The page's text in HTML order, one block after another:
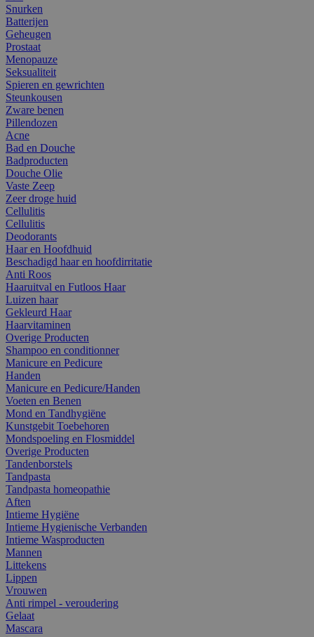
Snurken
Batterijen
Geheugen
Prostaat
Menopauze
Seksualiteit
Spieren en gewrichten
Steunkousen
Zware benen
Pillendozen
Acne
Bad en Douche
Badproducten
Douche Olie
Vaste Zeep
Zeer droge huid
Cellulitis
Cellulitis
Deodorants
Haar en Hoofdhuid
Beschadigd haar en hoofdirritatie
Anti Roos
Haaruitval en Futloos Haar
Luizen haar
Gekleurd Haar
Haarvitaminen
Overige Producten
Shampoo en conditionner
Manicure en Pedicure
Handen
Manicure en Pedicure/Handen
Voeten en Benen
Mond en Tandhygiëne
Kunstgebit Toebehoren
Mondspoeling en Flosmiddel
Overige Producten
Tandenborstels
Tandpasta
Tandpasta homeopathie
Aften
Intieme Hygiëne
Intieme Hygienische Verbanden
Intieme Wasproducten
Mannen
Littekens
Lippen
Vrouwen
Anti rimpel - veroudering
Gelaat
Mascara